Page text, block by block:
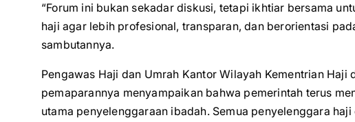
“Forum ini bukan sekadar diskusi, tetapi ikhtiar bersama
haji agar lebih profesional, transparan, dan berorientasi
sambutannya.
Pengawas Haji dan Umrah Kantor Wilayah Kementrian Haji
pemaparannya menyampaikan bahwa pemerintah terus
utama penyelenggaraan ibadah. Semua penyelenggara